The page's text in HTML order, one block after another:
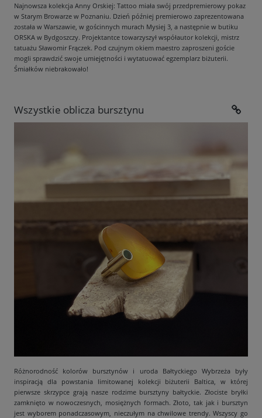
Najnowsza kolekcja Anny Orskiej: Tattoo miała swój przedpremierowy pokaz
w Starym Browarze w Poznaniu. Dzień później premierowo zaprezentowana
została w Warszawie, w gościnnych murach Mysiej 3, a następnie w butiku
ORSKA w Bydgoszczy. Projektantce towarzyszył współautor kolekcji, mistrz
tatuażu Sławomir Frączek. Pod czujnym okiem maestro zaproszeni goście
mogli sprawdzić swoje umiejętności i wytatuować egzemplarz biżuterii.
Śmiałków niebrakowało!
Wszystkie oblicza bursztynu
Różnorodność kolorów bursztynów i uroda Bałtyckiego Wybrzeża były
inspiracją dla powstania limitowanej kolekcji biżuterii Baltica, w której
pierwsze skrzypce grają nasze rodzime bursztyny bałtyckie. Złociste bryłki
zamknięto w nowoczesnych, mosiężnych formach. Złoto, tak jak i bursztyn
jest wyborem ponadczasowym, nieczułym na chwilowe trendy. Wszyscy go